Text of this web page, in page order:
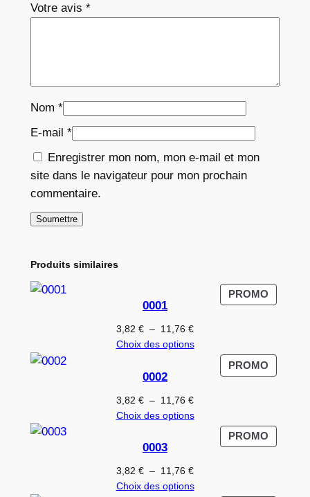
Votre avis *
Nom *
E-mail *
Enregistrer mon nom, mon e-mail et mon
site dans le navigateur pour mon prochain
commentaire.
Produits similaires
PROMO
EN
0001
3,82 € – 11,76 €Plage
de
3,82 €
11,76 €
Choix des options
PROMO
EN
0002
3,82 € – 11,76 €Plage
de
3,82 €
11,76 €
Choix des options
PROMO
EN
0003
3,82 € – 11,76 €Plage
de
Choix des options